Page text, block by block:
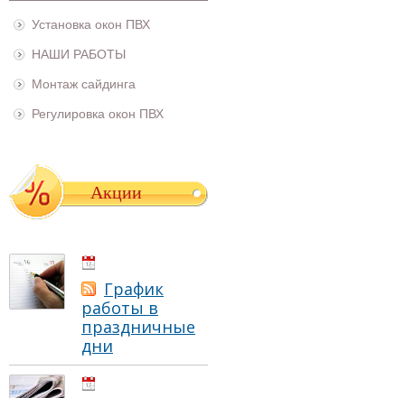
Установка окон ПВХ
НАШИ РАБОТЫ
Монтаж сайдинга
Регулировка окон ПВХ
Акции
График
работы в
праздничные
дни